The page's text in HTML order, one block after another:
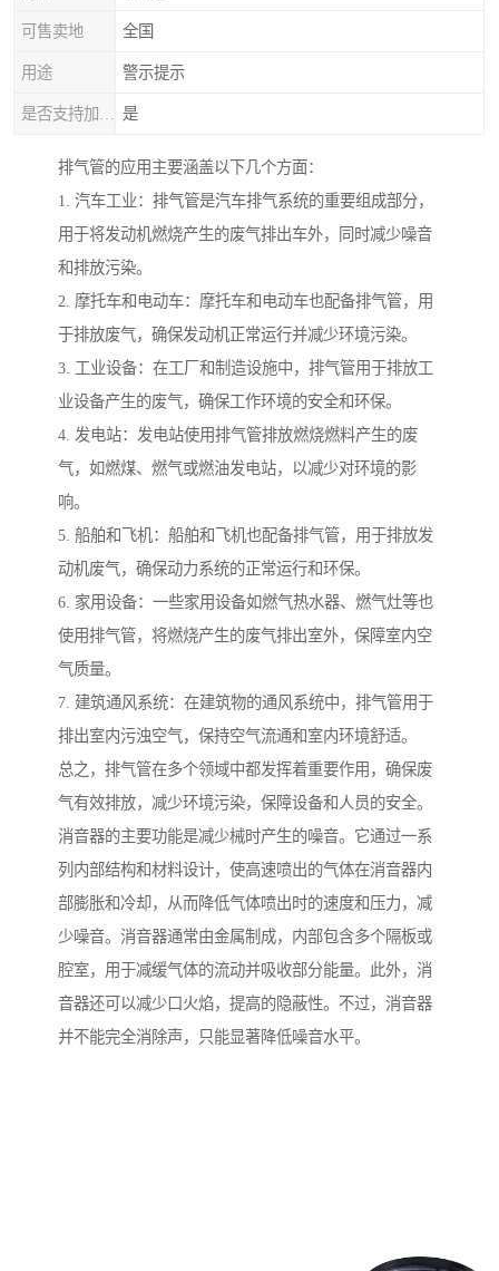
可售卖地 全国
用途 警示提示
是
排气管的应用主要涵盖以下几个方面：
1. 汽车工业：排气管是汽车排气系统的重要组成部分，
用于将发动机燃烧产生的废气排出车外，同时减少噪音
和排放污染。
2. 摩托车和电动车：摩托车和电动车也配备排气管，用
于排放废气，确保发动机正常运行并减少环境污染。
3. 工业设备：在工厂和制造设施中，排气管用于排放工
业设备产生的废气，确保工作环境的安全和环保。
4. 发电站：发电站使用排气管排放燃烧燃料产生的废
气，如燃煤、燃气或燃油发电站，以减少对环境的影
响。
5. 船舶和飞机：船舶和飞机也配备排气管，用于排放发
动机废气，确保动力系统的正常运行和环保。
6. 家用设备：一些家用设备如燃气热水器、燃气灶等也
使用排气管，将燃烧产生的废气排出室外，保障室内空
气质量。
7. 建筑通风系统：在建筑物的通风系统中，排气管用于
排出室内污浊空气，保持空气流通和室内环境舒适。
总之，排气管在多个领域中都发挥着重要作用，确保废
气有效排放，减少环境污染，保障设备和人员的安全。
消音器的主要功能是减少械时产生的噪音。它通过一系
列内部结构和材料设计，使高速喷出的气体在消音器内
部膨胀和冷却，从而降低气体喷出时的速度和压力，减
少噪音。消音器通常由金属制成，内部包含多个隔板或
腔室，用于减缓气体的流动并吸收部分能量。此外，消
音器还可以减少口火焰，提高的隐蔽性。不过，消音器
并不能完全消除声，只能显著降低噪音水平。